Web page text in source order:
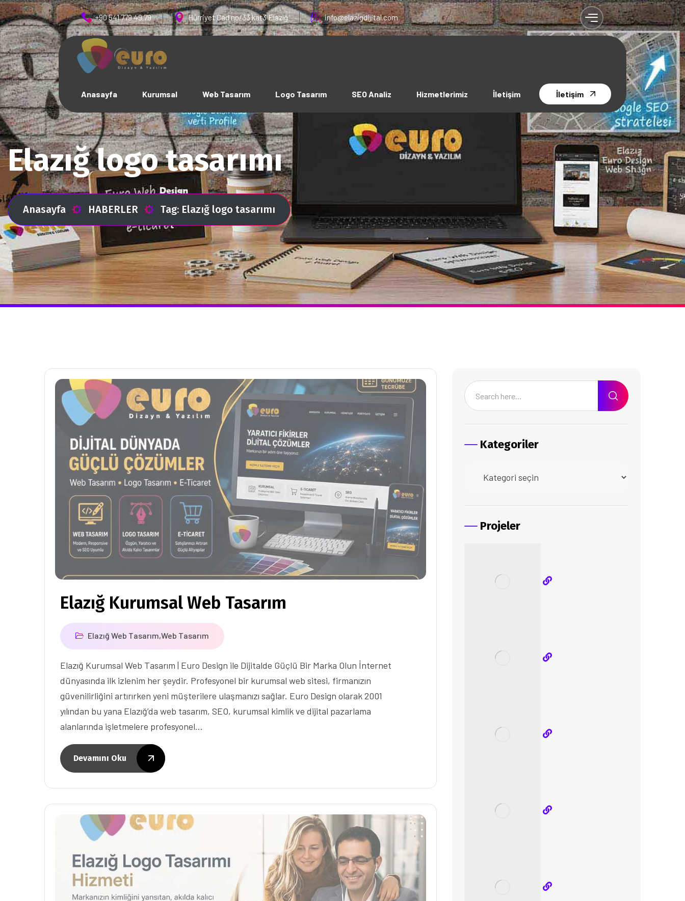
+90 541 779 49 79 Hürriyet Cad no/33 kat3 Elazığ info@elazigdijital.com
Anasayfa Kurumsal Web Tasarım Logo Tasarım SEO Analiz Hizmetlerimiz İletişim İletişim
Elazığ logo tasarımı
Anasayfa HABERLER Tag: Elazığ logo tasarımı
Elazığ Kurumsal Web Tasarım
Elazığ Web Tasarım,Web Tasarım
Elazığ Kurumsal Web Tasarım | Euro Design ile Dijitalde Güçlü Bir Marka Olun İnternet
dünyasında ilk izlenim her şeydir. Profesyonel bir kurumsal web sitesi, firmanızın
güvenilirliğini artırırken yeni müşterilere ulaşmanızı sağlar. Euro Design olarak 2001
yılından bu yana Elazığ’da web tasarım, SEO, kurumsal kimlik ve dijital pazarlama
alanlarında işletmelere profesyonel…
Devamını Oku
Kategoriler
Projeler